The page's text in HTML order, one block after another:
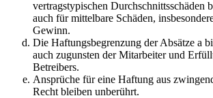
vertragstypischen Durchschnittsschäden
auch für mittelbare Schäden,
Gewinn.
Die Haftungsbegrenzung der Absätze a
auch zugunsten der Mitarbeiter und
Betreibers.
Ansprüche für eine Haftung aus
Recht bleiben unberührt.